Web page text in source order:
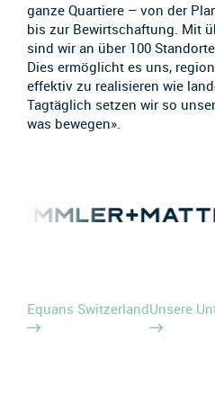
ganze Quartiere – von der
bis zur Bewirtschaftung. Mit
sind wir an über 100
Dies ermöglicht es uns,
effektiv zu realisieren wie
Tagtäglich setzen wir so
was bewegen».
Equans SwitzerlandUnsere